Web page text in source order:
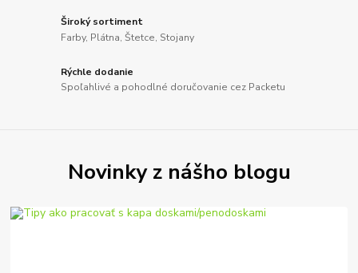
Široký sortiment
Farby, Plátna, Štetce, Stojany
Rýchle dodanie
Spoľahlivé a pohodlné doručovanie cez Packetu
Novinky z nášho blogu